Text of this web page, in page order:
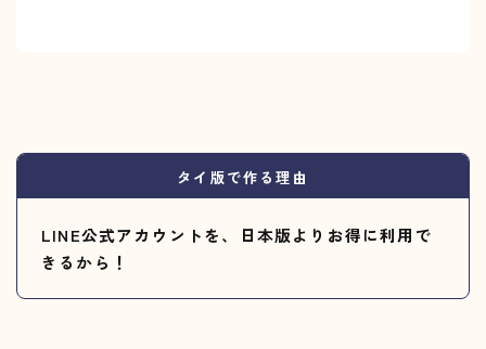
タイ版で作る理由
LINE公式アカウントを、日本版よりお得に利用で
きるから！